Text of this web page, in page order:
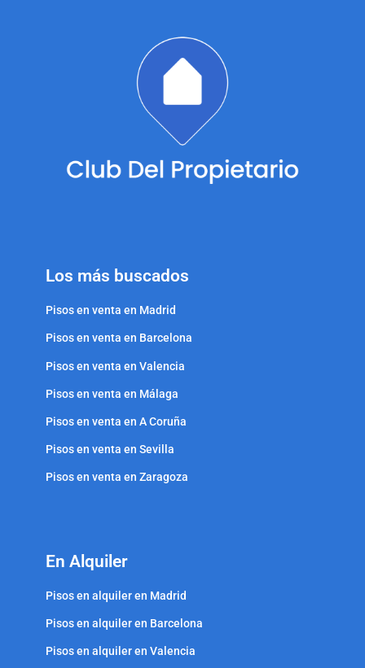
Los más buscados
Pisos en venta en Madrid
Pisos en venta en Barcelona
Pisos en venta en Valencia
Pisos en venta en Málaga
Pisos en venta en A Coruña
Pisos en venta en Sevilla
Pisos en venta en Zaragoza
En Alquiler
Pisos en alquiler en Madrid
Pisos en alquiler en Barcelona
Pisos en alquiler en Valencia